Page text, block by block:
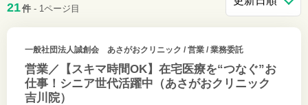
21件 - 1ページ目
一般社団法人誠創会 あさがおクリニック / 営業 / 業務委託
営業／【スキマ時間OK】在宅医療を“つなぐ”お
仕事！シニア世代活躍中（あさがおクリニック
吉川院）